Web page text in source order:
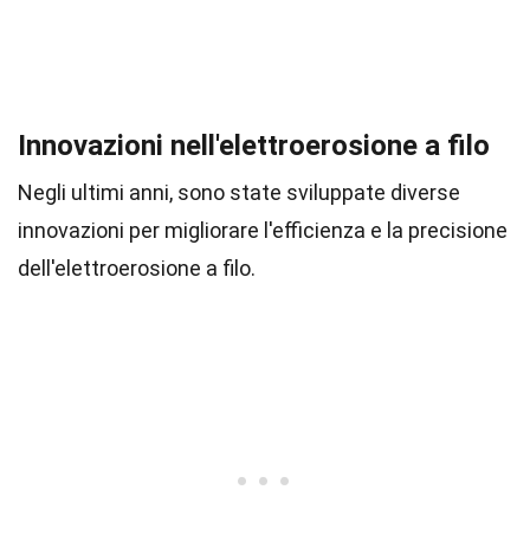
Innovazioni nell'elettroerosione a filo
Negli ultimi anni, sono state sviluppate diverse
innovazioni per migliorare l'efficienza e la precisione
dell'elettroerosione a filo.